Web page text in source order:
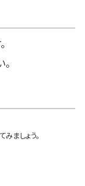
ましょう。